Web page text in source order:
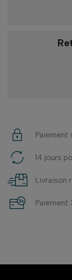
Paiement
14 jours
Livraison
Paiement